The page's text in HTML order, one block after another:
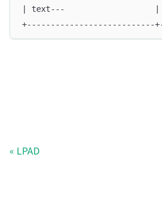
| text---                   |
+---------------------------
LPAD